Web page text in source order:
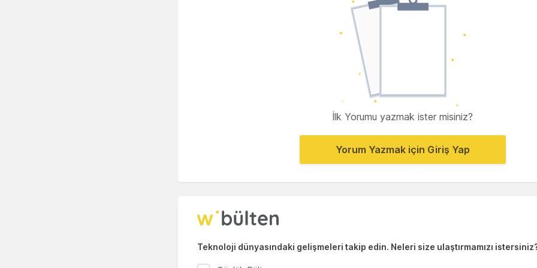
İlk Yorumu yazmak ister misiniz?
Yorum Yazmak için Giriş Yap
Teknoloji dünyasındaki gelişmeleri takip edin. Neleri size ulaştırmamızı